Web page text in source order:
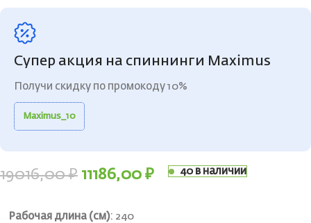
Супер акция на спиннинги Maximus
Получи скидку по промокоду 10%
Maximus_10
19016,00₽ 11186,00 ₽ 40 в наличии
Рабочая длина (см): 240